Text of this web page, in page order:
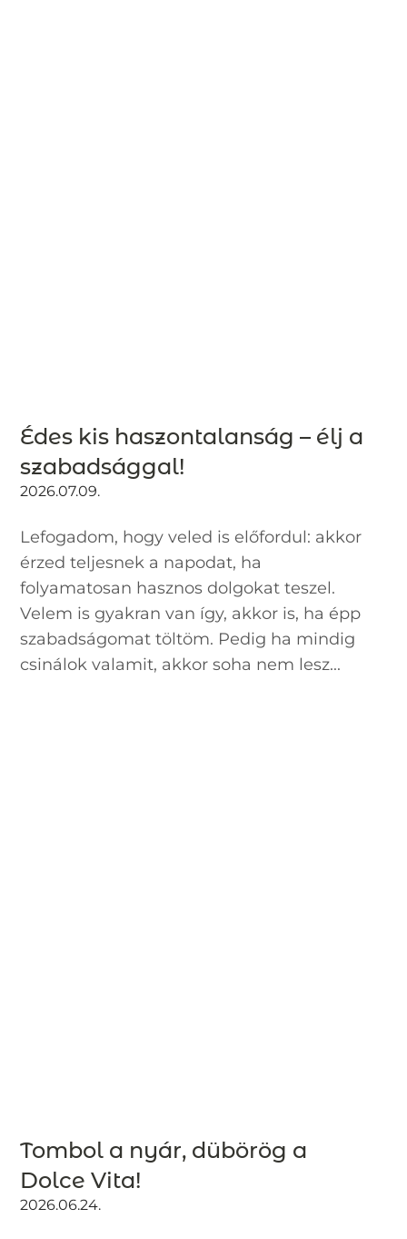
Édes kis haszontalanság – élj a
szabadsággal!
2026.07.09.
Lefogadom, hogy veled is előfordul: akkor
érzed teljesnek a napodat, ha
folyamatosan hasznos dolgokat teszel.
Velem is gyakran van így, akkor is, ha épp
szabadságomat töltöm. Pedig ha mindig
csinálok valamit, akkor soha nem lesz...
Tombol a nyár, dübörög a
Dolce Vita!
2026.06.24.